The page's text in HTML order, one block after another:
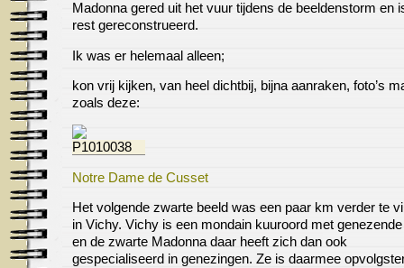
Madonna gered uit het vuur tijdens de beeldenstorm en
rest gereconstrueerd.
Ik was er helemaal alleen;
kon vrij kijken, van heel dichtbij, bijna aanraken, foto’s
zoals deze:
Notre Dame de Cusset
Het volgende zwarte beeld was een paar km verder te
in Vichy. Vichy is een mondain kuuroord met
en de zwarte Madonna daar heeft zich dan ook
gespecialiseerd in genezingen. Ze is daarmee